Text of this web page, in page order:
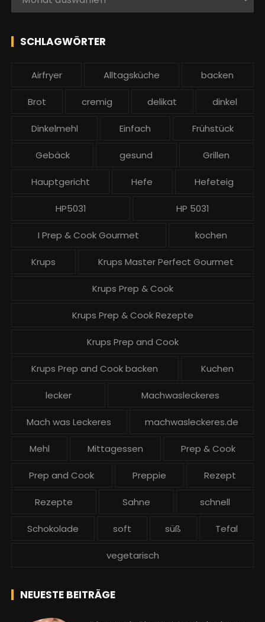
c
:
e SCHLAGWÖRTER
Airfryer Alltagsküche backen
Brot cremig delikat dinkel
Dinkelmehl Einfach Frühstück
Gebäck gesund Grillen
Hauptgericht Hefe Hefeteig
HP5031 HP 5031
I Prep & Cook Gourmet kochen
Krups Krups Master Perfect Gourmet
Krups Prep & Cook
Krups Prep & Cook Rezepte
Krups Prep and Cook
Krups Prep and Cook backen Kuchen
lecker Machwasleckeres
Mach was Leckeres machwasleckeres.de
Mehl Mittagessen Prep & Cook
Prep and Cook Preppie Rezept
Rezepte Sahne schnell
Schokolade soft süß Tefal
vegetarisch
NEUESTE BEITRÄGE